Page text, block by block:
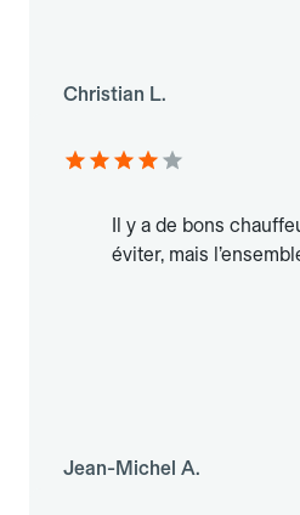
Christian L.
Il y a de bons
éviter, mais
Jean-Michel A.